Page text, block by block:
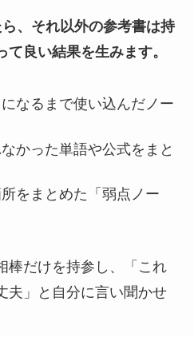
ら、それ以外の参考書は持
良い結果を生みます。
なるまで使い込んだノー
かった単語や公式をまと
をまとめた「弱点ノー
棒だけを持参し、「これ
夫」と自分に言い聞かせ